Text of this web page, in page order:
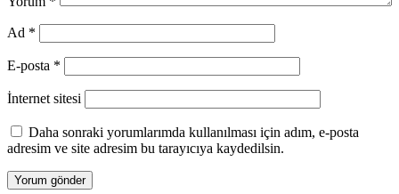
Ad *
E-posta *
İnternet sitesi
Daha sonraki yorumlarımda kullanılması için adım, e-posta
adresim ve site adresim bu tarayıcıya kaydedilsin.